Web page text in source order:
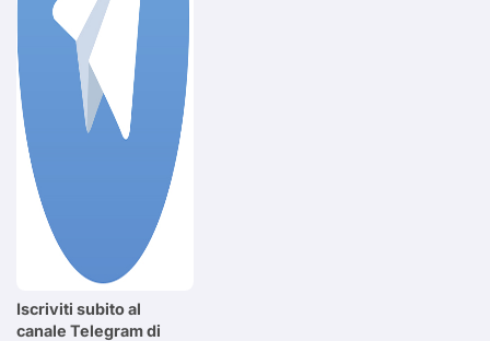
Iscriviti subito al
canale Telegram di